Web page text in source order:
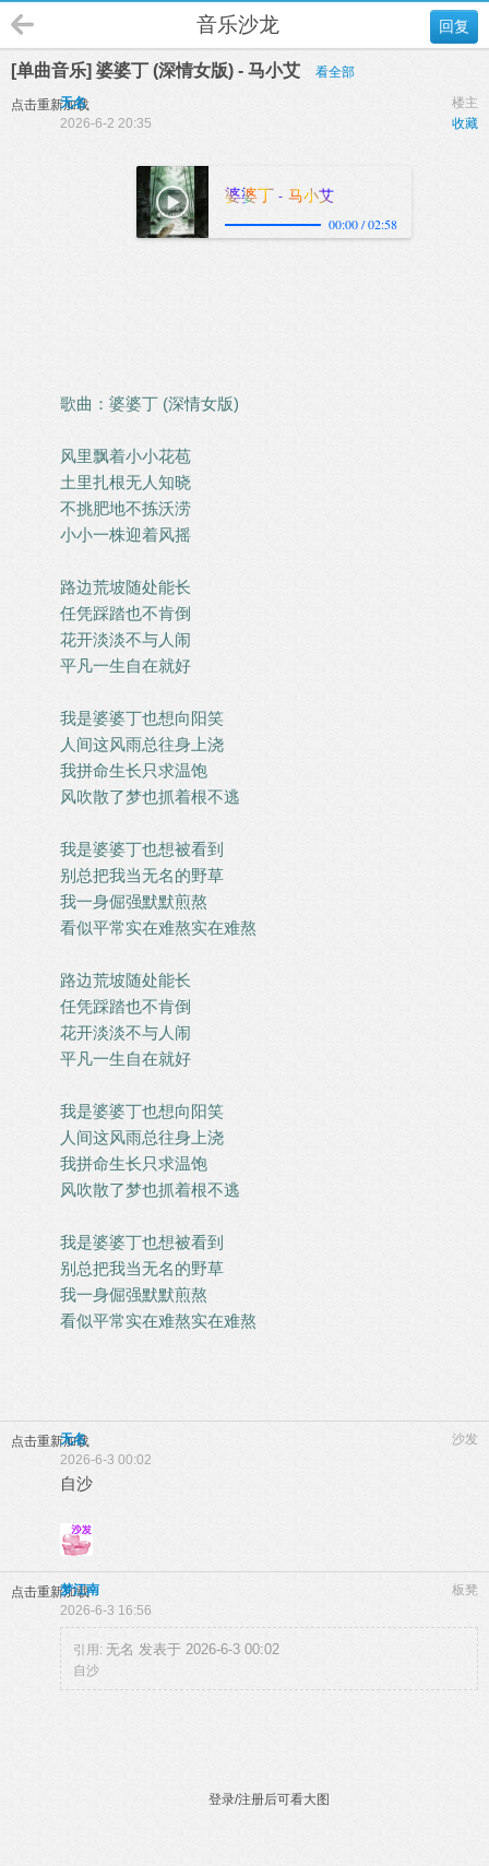
回复
音乐沙龙
[单曲音乐] 婆婆丁 (深情女版) - 马小艾 看全部
点击重新加载 楼主
无名
收藏
2026-6-2 20:35
歌曲：婆婆丁 (深情女版)
风里飘着小小花苞
土里扎根无人知晓
不挑肥地不拣沃涝
小小一株迎着风摇
路边荒坡随处能长
任凭踩踏也不肯倒
花开淡淡不与人闹
平凡一生自在就好
我是婆婆丁也想向阳笑
人间这风雨总往身上浇
我拼命生长只求温饱
风吹散了梦也抓着根不逃
我是婆婆丁也想被看到
别总把我当无名的野草
我一身倔强默默煎熬
看似平常实在难熬实在难熬
路边荒坡随处能长
任凭踩踏也不肯倒
花开淡淡不与人闹
平凡一生自在就好
我是婆婆丁也想向阳笑
人间这风雨总往身上浇
我拼命生长只求温饱
风吹散了梦也抓着根不逃
我是婆婆丁也想被看到
别总把我当无名的野草
我一身倔强默默煎熬
看似平常实在难熬实在难熬
点击重新加载 沙发
无名
2026-6-3 00:02
自沙
点击重新加载 板凳
梦江南
2026-6-3 16:56
引用: 无名 发表于 2026-6-3 00:02
自沙
登录/注册后可看大图